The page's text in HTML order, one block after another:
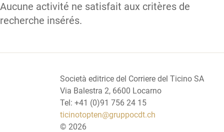
Aucune activité ne satisfait aux critères de
recherche insérés.
Società editrice del Corriere del Ticino SA
Via Balestra 2, 6600 Locarno
Tel: +41 (0)91 756 24 15
ticinotopten@gruppocdt.ch
© 2026